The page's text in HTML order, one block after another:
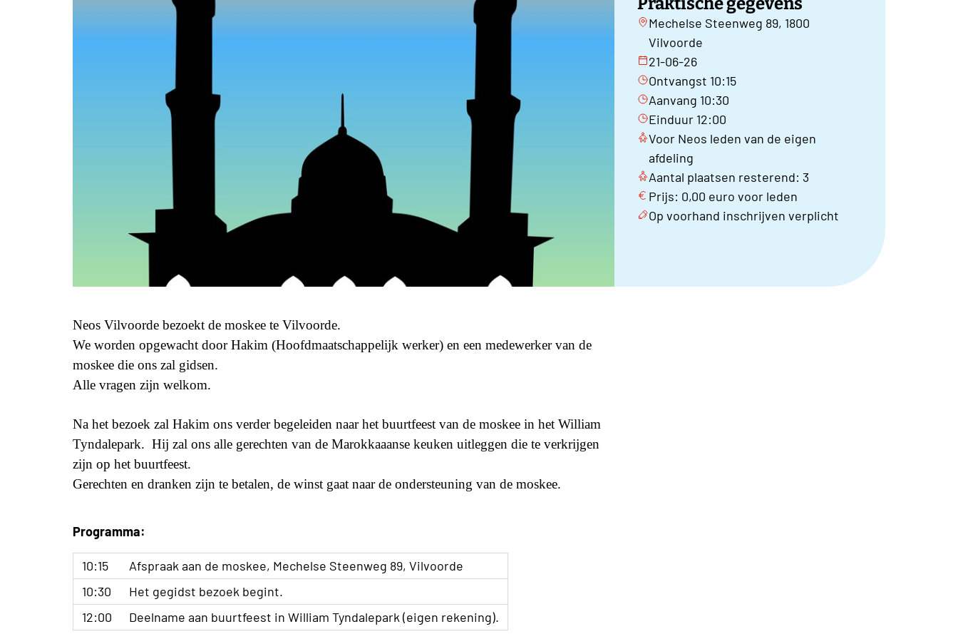
Mechelse Steenweg 89, 1800
Vilvoorde
21-06-26
Ontvangst 10:15
Aanvang 10:30
Einduur 12:00
Voor Neos leden van de eigen
afdeling
Aantal plaatsen resterend: 3
Prijs: 0,00 euro voor leden
Op voorhand inschrijven verplicht
Neos Vilvoorde bezoekt de moskee te Vilvoorde.
We worden opgewacht door Hakim (Hoofdmaatschappelijk werker) en een medewerker van de
moskee die ons zal gidsen.
Alle vragen zijn welkom.
Na het bezoek zal Hakim ons verder begeleiden naar het buurtfeest van de moskee in het William
Tyndalepark. Hij zal ons alle gerechten van de Marokkaaanse keuken uitleggen die te verkrijgen
zijn op het buurtfeest.
Gerechten en dranken zijn te betalen, de winst gaat naar de ondersteuning van de moskee.
Programma:
10:15
Afspraak aan de moskee, Mechelse Steenweg 89, Vilvoorde
10:30
Het gegidst bezoek begint.
12:00
Deelname aan buurtfeest in William Tyndalepark (eigen rekening).